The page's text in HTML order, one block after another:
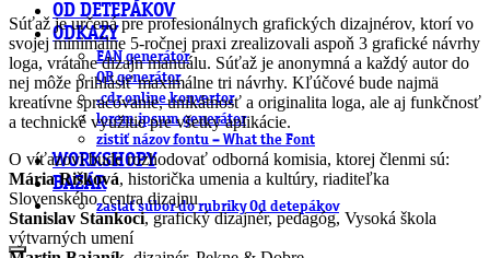
OD DETEPÁKOV
ODKAZY
EAN generátor
QR generátor
.cdr online konvertor
lorem ipsum generátor
zistiť názov fontu – What the Font
WORKSHOPY
BAZÁR
zaslať súbor do rubriky Od detepákov
Súťaž je určená pre profesionálnych grafických dizajnérov, ktorí vo
svojej minimálne 5-ročnej praxi zrealizovali aspoň 3 grafické návrhy
loga, vrátane dizajn manuálu. Súťaž je anonymná a každý autor do
nej môže prihlásiť maximálne tri návrhy. Kľúčové bude najmä
kreatívne spracovanie, unikátnosť a originalita loga, ale aj funkčnosť
a technické využitie pre všetky aplikácie.
O víťazovi bude rozhodovať odborná komisia, ktorej členmi sú:
Mária Rišková, historička umenia a kultúry, riaditeľka
Slovenského centra dizajnu
Stanislav Stankoci, grafický dizajnér, pedagóg, Vysoká škola
výtvarných umení